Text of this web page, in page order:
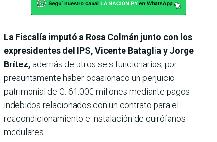
La Fiscalía imputó a Rosa Colmán junto con los
expresidentes del IPS, Vicente Bataglia y Jorge
Brítez, además de otros seis funcionarios, por
presuntamente haber ocasionado un perjuicio
patrimonial de G. 61.000 millones mediante pagos
indebidos relacionados con un contrato para el
reacondicionamiento e instalación de quirófanos
modulares.